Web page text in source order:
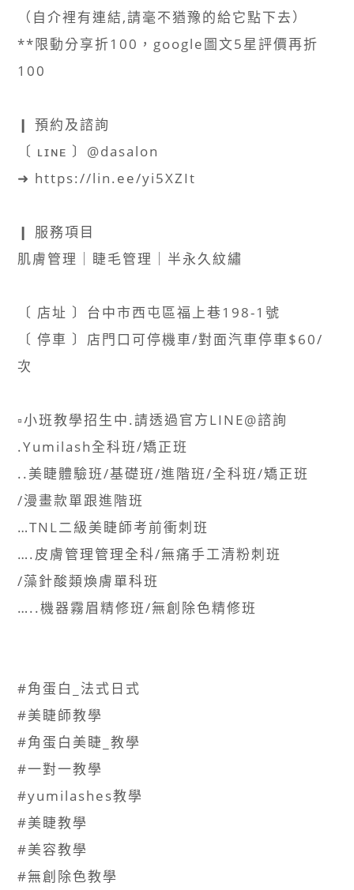
（自介裡有連結,請毫不猶豫的給它點下去）⠀​
**限動分享折100，google圖文5星評價再折
100​
❙ 預約及諮詢 ​
〔 ʟɪɴᴇ 〕@dasalon​
➜ https://lin.ee/yi5XZIt ​
❙ 服務項目​
肌膚管理｜睫毛管理｜半永久紋繡​
〔 店址 〕台中市西屯區福上巷198-1號​
〔 停車 〕店門口可停機車/對面汽車停車$60/
次​
▫️小班教學招生中.請透過官方LINE@諮詢​
.Yumilash全科班/矯正班​
..美睫體驗班/基礎班/進階班/全科班/矯正班​
/漫畫款單跟進階班​
…TNL二級美睫師考前衝刺班​
….皮膚管理管理全科/無痛手工清粉刺班​
/藻針酸類煥膚單科班​
…..機器霧眉精修班/無創除色精修班​
#角蛋白_法式日式 ​
#美睫師教學​
#角蛋白美睫_教學 ​
#一對一教學​
#yumilashes教學​
#美睫教學​
#美容教學​
#無創除色教學​